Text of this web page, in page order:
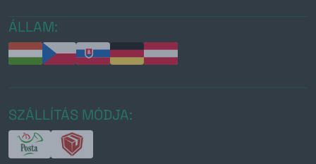
ÁLLAM:
SZÁLLÍTÁS MÓDJA: